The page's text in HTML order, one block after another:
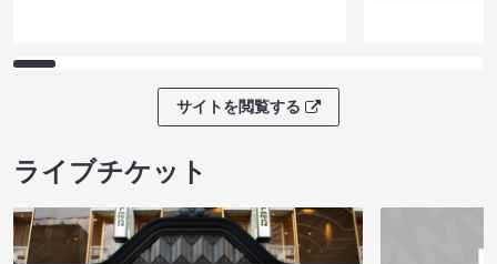
サイトを閲覧する
ライブチケット